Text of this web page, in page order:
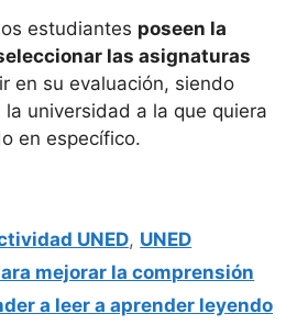
estudiantes poseen la
las asignaturas
en su evaluación, siendo
universidad a la que quiera
en específico.
UNED, UNED
mejorar la comprensión
a leer a aprender leyendo